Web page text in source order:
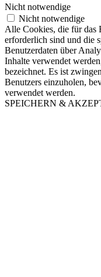
Nicht notwendige
Nicht notwendige
Alle Cookies, die für das
erforderlich sind und die
Benutzerdaten über
Inhalte verwendet
bezeichnet. Es ist
Benutzers einzuholen,
verwendet werden.
SPEICHERN &